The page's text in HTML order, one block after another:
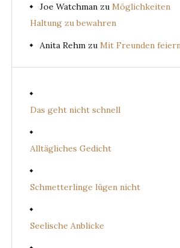
Joe Watchman zu Möglichkeiten
Haltung zu bewahren
Anita Rehm zu Mit Freunden
Das geht nicht schnell
Alltägliches Gedicht
Schmetterlinge lügen nicht
Seelische Anblicke